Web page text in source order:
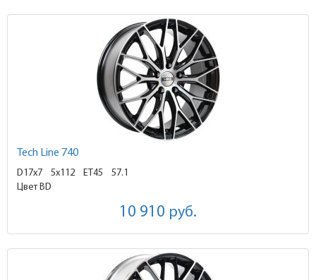
Tech Line 740
D17x7 5x112 ET45
57.1
Цвет BD
10 910 руб.